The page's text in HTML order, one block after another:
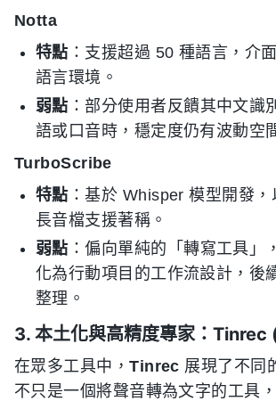
Notta
特點 ：支援超過 50 種語言，介
語言環境。
弱點 ：部分使用者反饋其中文識
語或口音時，穩定度仍有波動空
TurboScribe
特點 ：基於 Whisper 模型開發，
長音檔支援著稱。
弱點 ：偏向單純的「轉寫工具」
化為行動項目的工作流設計，後
整理。
3. 本土化與高精度專家：Tinrec
在眾多工具中，Tinrec 展現了不同
不只是一個將聲音轉為文字的工具